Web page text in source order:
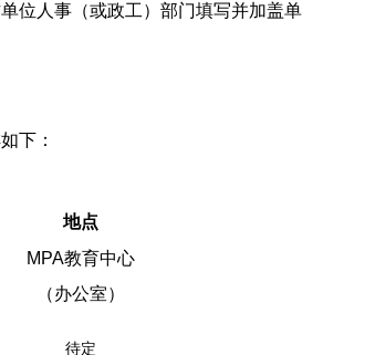
位人事（或政工）部门填写并加盖单
下：
地点
MPA教育中心
（办公室）
待定